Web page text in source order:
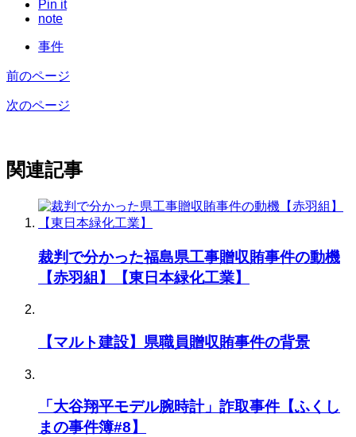
Pin it
note
事件
前のページ
次のページ
関連記事
裁判で分かった福島県工事贈収賄事件の動機
【赤羽組】【東日本緑化工業】
【マルト建設】県職員贈収賄事件の背景
「大谷翔平モデル腕時計」詐取事件【ふくし
まの事件簿#8】